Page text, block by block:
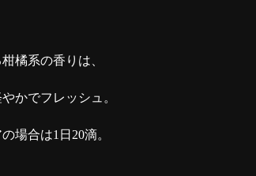
橘系の香りは、
かでフレッシュ。
場合は1日20滴。